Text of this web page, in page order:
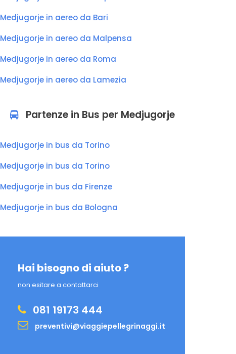
Medjugorje in aereo da Bari
Medjugorje in aereo da Malpensa
Medjugorje in aereo da Roma
Medjugorje in aereo da Lamezia
Partenze in Bus per Medjugorje
Medjugorje in bus da Torino
Medjugorje in bus da Torino
Medjugorje in bus da Firenze
Medjugorje in bus da Bologna
Hai bisogno di aiuto ?
non esitare a contattarci
081 19173 444
preventivi@viaggiepellegrinaggi.it